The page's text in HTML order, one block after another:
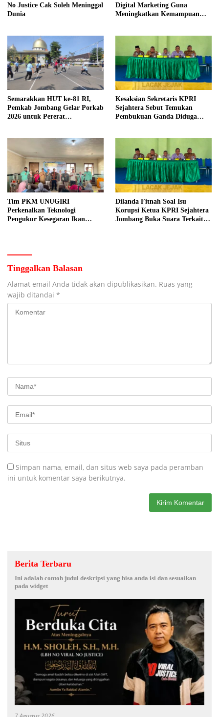
No Justice Cak Soleh Meninggal
Dunia
Digital Marketing Guna
Meningkatkan Kemampuan
Semarakkan HUT ke-81 RI,
Pemkab Jombang Gelar Porkab
2026 untuk Pererat
Kesaksian Sekretaris KPRI
Sejahtera Sebut Temukan
Pembukuan Ganda Diduga
Tim PKM UNUGIRI
Perkenalkan Teknologi
Pengukur Kesegaran Ikan
Dilanda Fitnah Soal Isu
Korupsi Ketua KPRI Sejahtera
Jombang Buka Suara Terkait
Tinggalkan Balasan
Alamat email Anda tidak akan dipublikasikan. Ruas yang
wajib ditandai *
Simpan nama, email, dan situs web saya pada peramban
ini untuk komentar saya berikutnya.
Berita Terbaru
Ini adalah contoh judul deskripsi yang bisa anda isi dan sesuaikan
pada widget